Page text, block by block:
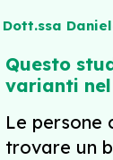
Dott.ssa
Questo
varianti
Le persone
trovare un